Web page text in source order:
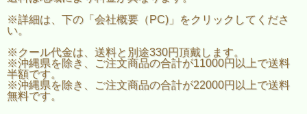
※詳細は、下の「会社概要（PC)」をクリックしてくださ
い。
※クール代金は、送料と別途330円頂戴します。
※沖縄県を除き、ご注文商品の合計が11000円以上で送料
半額です。
※沖縄県を除き、ご注文商品の合計が22000円以上で送料
無料です。